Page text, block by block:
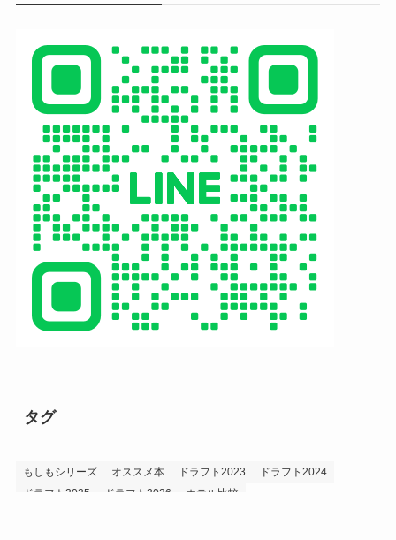
タグ
もしもシリーズ オススメ本 ドラフト2023
ドラフト2024
ドラフト2025
ドラフト2026
ホテル比較